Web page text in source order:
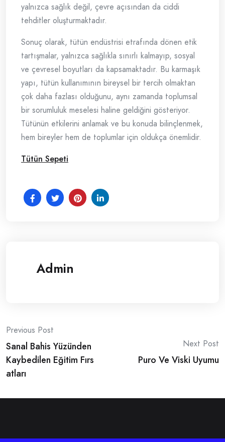
yalnızca sağlık değil, çevre açısından da ciddi
tehditler oluşturmaktadır.
Sonuç olarak, tütün endüstrisi etrafında dönen etik
tartışmalar, yalnızca sağlıkla sınırlı kalmayıp, sosyal
ve çevresel boyutları da kapsamaktadır. Bu karmaşık
yapı, tütün kullanımının bireysel bir tercih olmaktan
çok daha fazlası olduğunu, aynı zamanda toplumsal
bir sorumluluk meselesi haline geldiğini gösteriyor.
Tütünün etkilerini anlamak ve bu konuda bilinçlenmek,
hem bireyler hem de toplumlar için oldukça önemlidir.
Tütün Sepeti
Admin
Post
navigation
Previous Post
Sanal Bahis Yüzünden
Kaybedilen Eğitim Fırs
atları
Next Post
Puro Ve Viski Uyumu